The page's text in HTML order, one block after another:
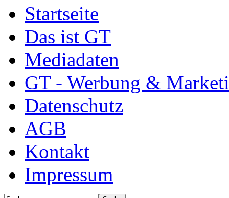
Startseite
Das ist GT
Mediadaten
GT - Werbung &
Datenschutz
AGB
Kontakt
Impressum